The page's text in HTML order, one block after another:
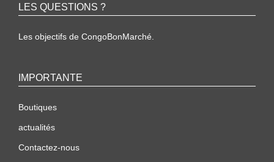
LES QUESTIONS ?
Les objectifs de CongoBonMarché.
IMPORTANTE
Boutiques
actualités
Contactez-nous